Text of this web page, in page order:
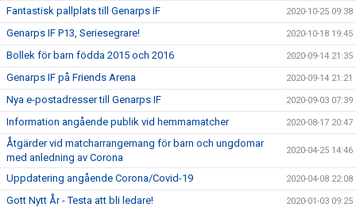
Fantastisk pallplats till Genarps IF 2020-10-25 09:38
Genarps IF P13, Seriesegrare! 2020-10-18 19:45
Bollek för barn födda 2015 och 2016 2020-09-14 21:35
Genarps IF på Friends Arena 2020-09-14 21:21
Nya e-postadresser till Genarps IF 2020-09-03 07:39
Information angående publik vid hemmamatcher 2020-08-17 20:47
Åtgärder vid matcharrangemang för barn och ungdomar
med anledning av Corona
2020-04-25 14:46
Uppdatering angående Corona/Covid-19 2020-04-08 22:08
Gott Nytt År - Testa att bli ledare! 2020-01-03 09:25